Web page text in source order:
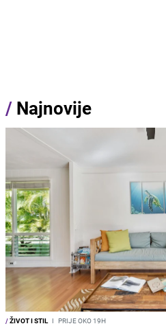
/ Najnovije
/ŽIVOT I STIL I PRIJE OKO 19H